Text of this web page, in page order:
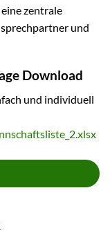
zentrale
und
Download
und individuell